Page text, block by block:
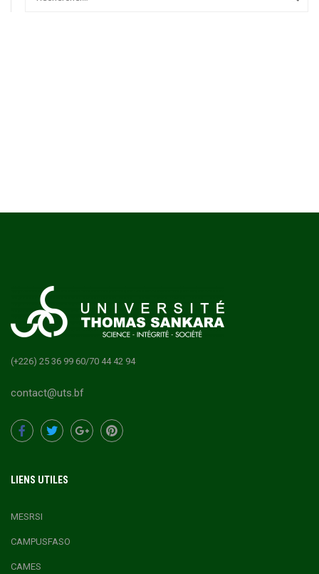
(+226) 25 36 99 60/70 44 42 94
contact@uts.bf
LIENS UTILES
MESRSI
CAMPUSFASO
CAMES